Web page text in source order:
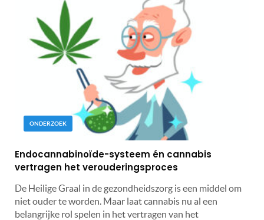
ONDERZOEK
Endocannabinoïde-systeem én cannabis
vertragen het verouderingsproces
De Heilige Graal in de gezondheidszorg is een middel om
niet ouder te worden. Maar laat cannabis nu al een
belangrijke rol spelen in het vertragen van het